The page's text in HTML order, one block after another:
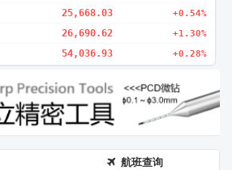
25,668.03 +0.54%
26,690.62 +1.30%
54,036.93 +0.28%
航班查询